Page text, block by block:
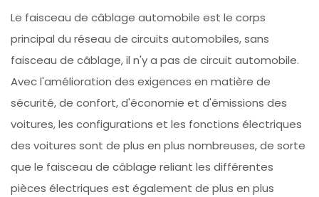
Le faisceau de câblage automobile est le corps
principal du réseau de circuits automobiles, sans
faisceau de câblage, il n'y a pas de circuit automobile.
Avec l'amélioration des exigences en matière de
sécurité, de confort, d'économie et d'émissions des
voitures, les configurations et les fonctions électriques
des voitures sont de plus en plus nombreuses, de sorte
que le faisceau de câblage reliant les différentes
pièces électriques est également de plus en plus